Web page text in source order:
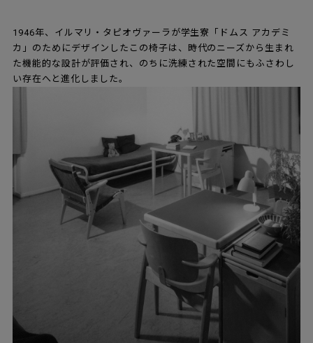
1946年、イルマリ・タピオヴァーラが学生寮「ドムス アカデミ
カ」のためにデザインしたこの椅子は、時代のニーズから生まれ
た機能的な設計が評価され、のちに洗練された空間にもふさわし
い存在へと進化しました。